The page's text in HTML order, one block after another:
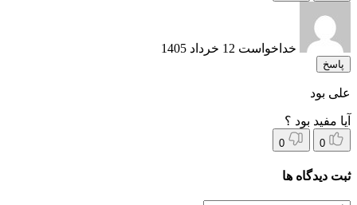
خداخواست 12 خرداد 1405
بود
مفید بود ؟
0
0
دیدگاه ها